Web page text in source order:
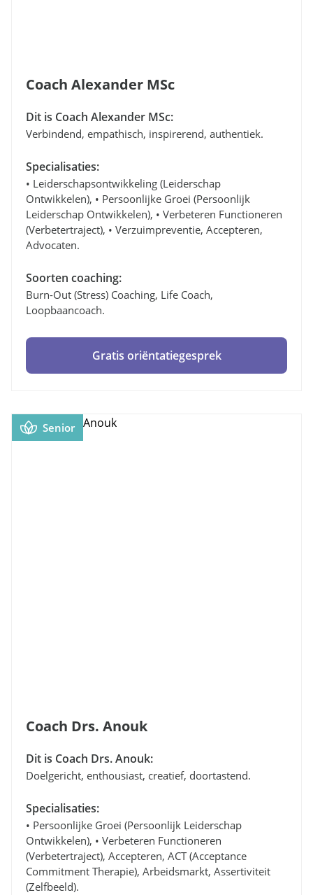
Coach Alexander MSc
Dit is Coach Alexander MSc:
Verbindend, empathisch, inspirerend, authentiek.
Specialisaties:
• Leiderschapsontwikkeling (leiderschap
Ontwikkelen), • Persoonlijke Groei (persoonlijk
Leiderschap Ontwikkelen), • Verbeteren Functioneren
(verbetertraject), • Verzuimpreventie, Accepteren,
Advocaten.
Soorten coaching:
Burn-Out (stress) Coaching, Life Coach,
Loopbaancoach.
Gratis oriëntatiegesprek
Senior
Coach Drs. Anouk
Dit is Coach Drs. Anouk:
Doelgericht, enthousiast, creatief, doortastend.
Specialisaties:
• Persoonlijke Groei (persoonlijk Leiderschap
Ontwikkelen), • Verbeteren Functioneren
(verbetertraject), Accepteren, ACT (Acceptance
Commitment Therapie), Arbeidsmarkt, Assertiviteit
(zelfbeeld).